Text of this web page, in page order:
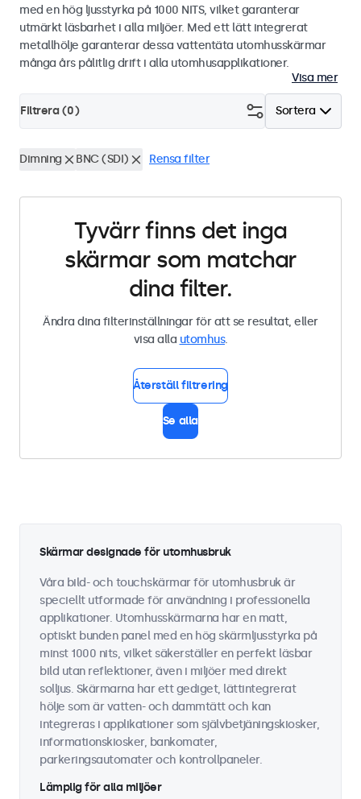
med en hög ljusstyrka på 1000 NITS, vilket garanterar
utmärkt läsbarhet i alla miljöer. Med ett lätt integrerat
metallhölje garanterar dessa vattentäta utomhusskärmar
många års pålitlig drift i alla utomhusapplikationer.
Visa mer
Sortera
Filtrera (0)
Dimning BNC (SDI) Rensa filter
Tyvärr finns det inga
skärmar som matchar
dina filter.
Ändra dina filterinställningar för att se resultat, eller
visa alla utomhus.
Återställ filtrering
Se alla
Skärmar designade för utomhusbruk
Våra bild- och touchskärmar för utomhusbruk är
speciellt utformade för användning i professionella
applikationer. Utomhusskärmarna har en matt,
optiskt bunden panel med en hög skärmljusstyrka på
minst 1000 nits, vilket säkerställer en perfekt läsbar
bild utan reflektioner, även i miljöer med direkt
solljus. Skärmarna har ett gediget, lättintegrerat
hölje som är vatten- och dammtätt och kan
integreras i applikationer som självbetjäningskiosker,
informationskiosker, bankomater,
parkeringsautomater och kontrollpaneler.
Lämplig för alla miljöer